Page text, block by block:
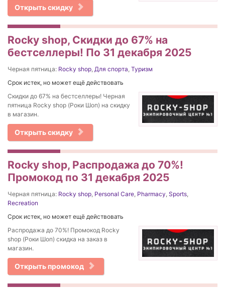
Открыть скидку
Rocky shop, Скидки до 67% на
бестселлеры! По 31 декабря 2025
Черная пятница: Rocky shop, Для спорта, Туризм
Срок истек, но может ещё действовать
Скидки до 67% на бестселлеры! Черная
пятница Rocky shop (Роки Шоп) на скидку
в магазин.
Открыть скидку
Rocky shop, Распродажа до 70%!
Промокод по 31 декабря 2025
Черная пятница: Rocky shop, Personal Care, Pharmacy, Sports,
Recreation
Срок истек, но может ещё действовать
Распродажа до 70%! Промокод Rocky
shop (Роки Шоп) скидка на заказ в
магазин.
Открыть промокод